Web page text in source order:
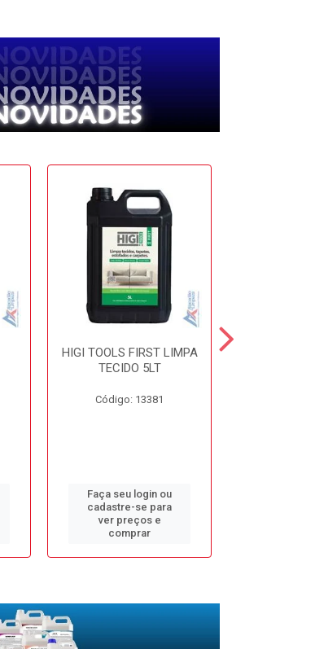
HIGI TOOLS FIRST LIMPA
TECIDO 5LT
Código: 13381
Faça seu login ou
cadastre-se para
ver preços e
comprar